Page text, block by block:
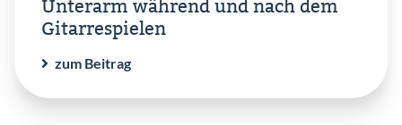
Unterarm während und nach dem
Gitarrespielen
zum Beitrag